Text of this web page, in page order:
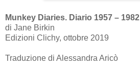
Munkey Diaries. Diario 1957 – 1982
di Jane Birkin
Edizioni Clichy, ottobre 2019
Traduzione di Alessandra Aricò